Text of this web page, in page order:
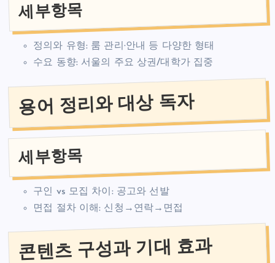
세부항목
정의와 유형: 룸 관리·안내 등 다양한 형태
수요 동향: 서울의 주요 상권/대학가 집중
용어 정리와 대상 독자
세부항목
구인 vs 모집 차이: 공고와 선발
면접 절차 이해: 신청→연락→면접
콘텐츠 구성과 기대 효과